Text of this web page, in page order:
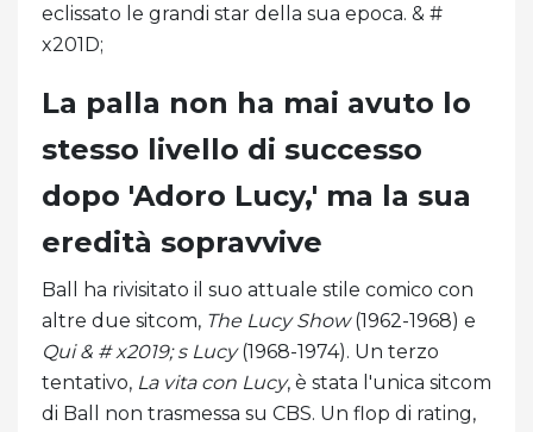
eclissato le grandi star della sua epoca. & #
x201D;
La palla non ha mai avuto lo
stesso livello di successo
dopo 'Adoro Lucy,' ma la sua
eredità sopravvive
Ball ha rivisitato il suo attuale stile comico con
altre due sitcom, The Lucy Show(1962-1968) e
Qui & # x2019; s Lucy(1968-1974). Un terzo
tentativo, La vita con Lucy, è stata l'unica sitcom
di Ball non trasmessa su CBS. Un flop di rating,